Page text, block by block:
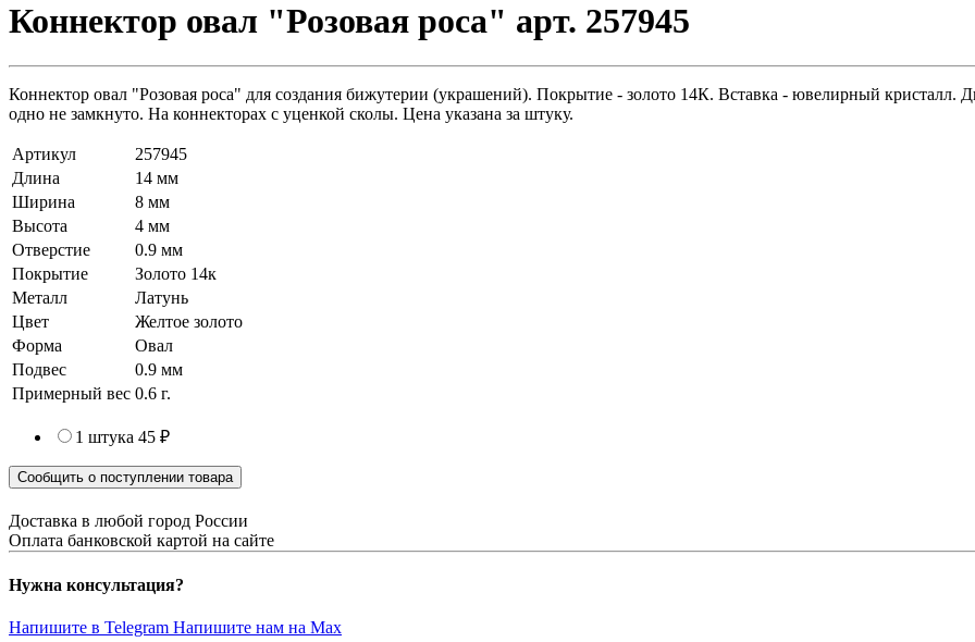
Коннектор овал "Розовая роса" арт. 257945
Коннектор овал "Розовая роса" для создания бижутерии (украшений). Покрытие - золото 14К. Вставка - ювелирный кристалл.
одно не замкнуто. На коннекторах с уценкой сколы. Цена указана за штуку.
Артикул
257945
Длина
14 мм
Ширина
8 мм
Высота
4 мм
Отверстие
0.9 мм
Покрытие
Золото 14к
Металл
Латунь
Цвет
Желтое золото
Форма
Овал
Подвес
0.9 мм
Примерный вес 0.6 г.
1 штука 45 ₽
Сообщить о поступлении товара
Доставка в любой город России
Оплата банковской картой на сайте
Нужна консультация?
Напишите в Telegram Напишите нам на Max